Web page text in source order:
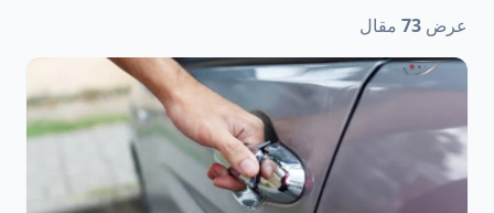
عرض 73 مقال